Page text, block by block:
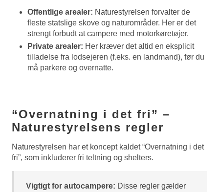
Offentlige arealer: Naturestyrelsen forvalter de
fleste statslige skove og naturområder. Her er det
strengt forbudt at campere med motorkøretøjer.
Private arealer: Her kræver det altid en eksplicit
tilladelse fra lodsejeren (f.eks. en landmand), før du
må parkere og overnatte.
“Overnatning i det fri” –
Naturestyrelsens regler
Naturestyrelsen har et koncept kaldet “Overnatning i det
fri”, som inkluderer fri teltning og shelters.
Vigtigt for autocampere: Disse regler gælder